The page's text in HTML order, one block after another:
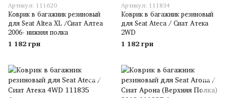
Артикул: 111620
Коврик в багажник резиновый
для Seat Altea XL /Сиат Алтеа
2006- нижняя полка
1 182 грн
Артикул: 111834
Коврик в багажник резиновый
для Seat Ateca / Сиат Атека
2WD
1 182 грн